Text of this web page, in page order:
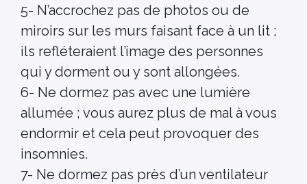
5- N’accrochez pas de photos ou de
miroirs sur les murs faisant face à un lit ;
ils refléteraient l’image des personnes
qui y dorment ou y sont allongées.
6- Ne dormez pas avec une lumière
allumée ; vous aurez plus de mal à vous
endormir et cela peut provoquer des
insomnies.
7- Ne dormez pas près d’un ventilateur